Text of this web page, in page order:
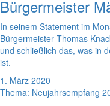
Bürgermeister
In seinem Statement im
Bürgermeister Thomas
und schließlich das, was in
ist.
1. März 2020
Thema: Neujahrsempfang